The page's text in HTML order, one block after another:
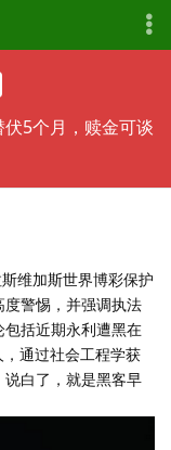
5个月，赎金可谈
维加斯世界博彩保护
警惕，并强调执法
括近期永利遭黑在
通过社会工程学获
白了，就是黑客早